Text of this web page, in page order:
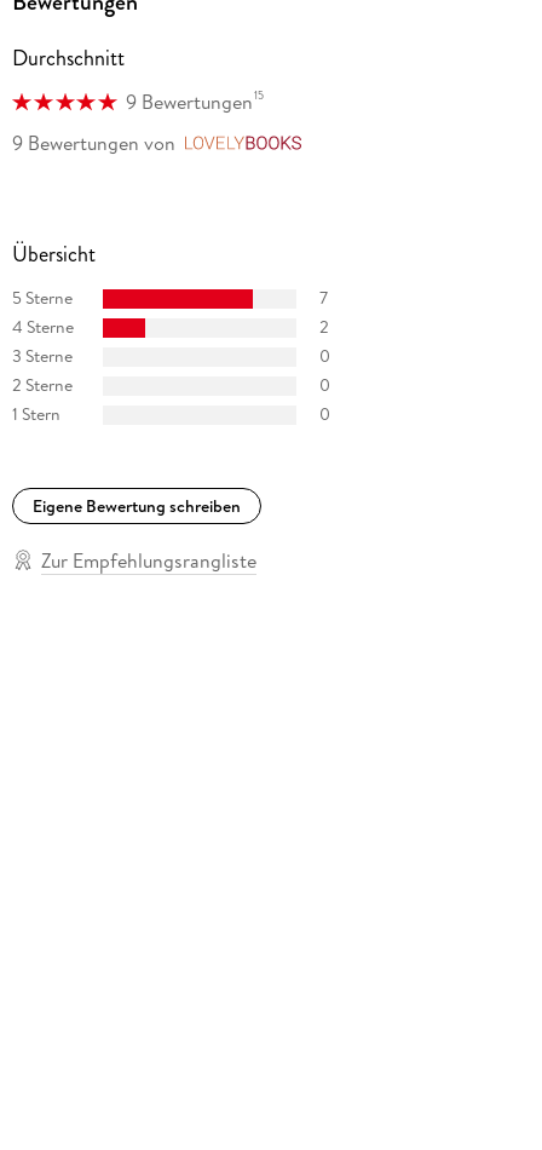
Durchschnitt
9 Bewertungen15
9 Bewertungen von
Übersicht
5 Sterne
7
4 Sterne
2
3 Sterne
0
2 Sterne
0
1 Stern
0
Eigene Bewertung schreiben
Zur Empfehlungsrangliste